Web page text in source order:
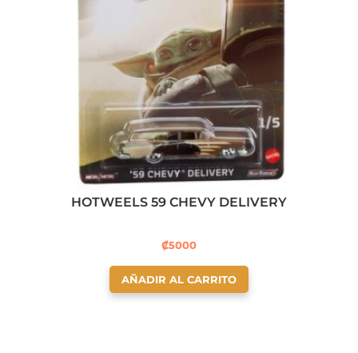
HOTWEELS 59 CHEVY DELIVERY
₡5000
AÑADIR AL CARRITO